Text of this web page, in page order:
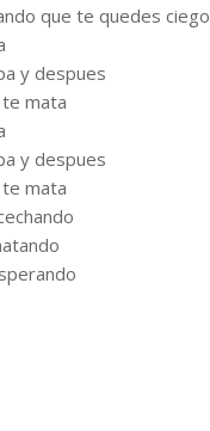
que te quedes ciego
y despues
te mata
y despues
te mata